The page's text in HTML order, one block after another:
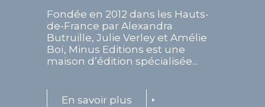
Fondée en 2012 dans les Hauts-
de-France par Alexandra
Butruille, Julie Verley et Amélie
Boï, Minus Editions est une
maison d’édition spécialisée...
En savoir plus